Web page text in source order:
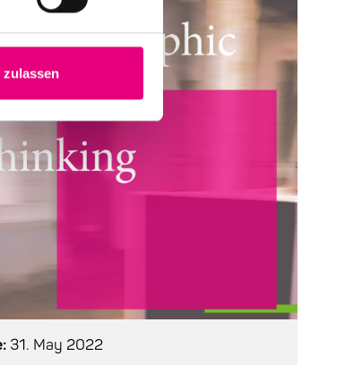
zulassen
31. May 2022